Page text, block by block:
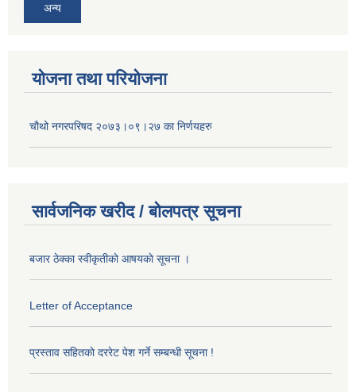
अन्य
योजना तथा परियोजना
चौथो नगरपरिषद २०७३।०९।२७ का निर्णयहरु
सार्वजनिक खरीद / बोलपत्र सूचना
बजार ठेक्का स्वीकृतीकाे आषयकाे सूचना ।
Letter of Acceptance
प्रस्ताव सहितकाे दररेट पेश गर्ने सम्बन्धी सूचना !